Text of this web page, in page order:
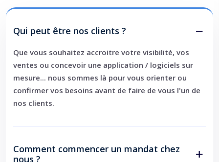
Qui peut être nos clients ?
Que vous souhaitez accroitre votre visibilité, vos
ventes ou concevoir une application / logiciels sur
mesure... nous sommes là pour vous orienter ou
confirmer vos besoins avant de faire de vous l'un de
nos clients.
Comment commencer un mandat chez
nous ?